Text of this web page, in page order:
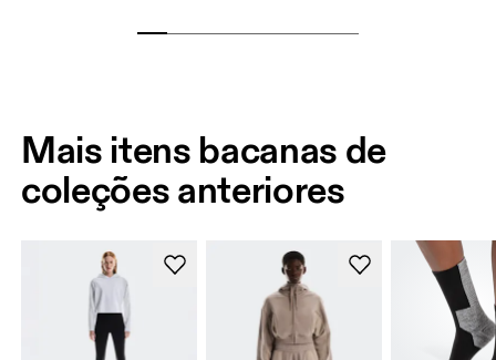
Mais itens bacanas de
coleções anteriores